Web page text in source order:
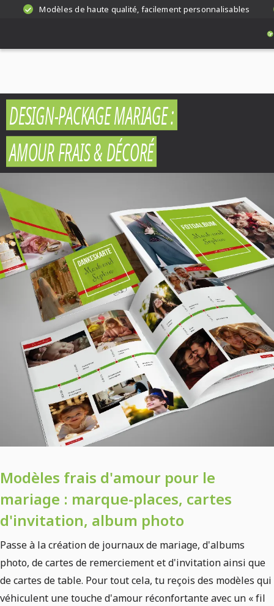
Modèles de haute qualité, facilement personnalisables
DESIGN-PACKAGE MARIAGE :
AMOUR FRAIS & DÉCORÉ
Modèles frais d'amour pour le
mariage : marque-places, cartes
d'invitation, album photo
Passe à la création de journaux de mariage, d'albums
photo, de cartes de remerciement et d'invitation ainsi que
de cartes de table. Pour tout cela, tu reçois des modèles qui
véhiculent une touche d'amour réconfortante avec un « fil